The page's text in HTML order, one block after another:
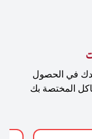
في الحصول
المختصة بك